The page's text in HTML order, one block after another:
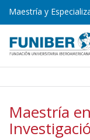
Pasar
principal
Maestría y
Maestría
y
Navegación
micro
Maestría